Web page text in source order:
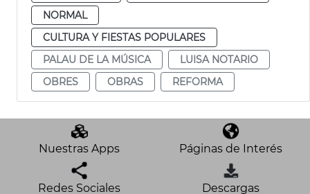
NORMAL
CULTURA Y FIESTAS POPULARES
PALAU DE LA MÚSICA
LUISA NOTARIO
OBRES
OBRAS REFORMA
Nuestras Apps Páginas de Interés
Redes Sociales Descargas